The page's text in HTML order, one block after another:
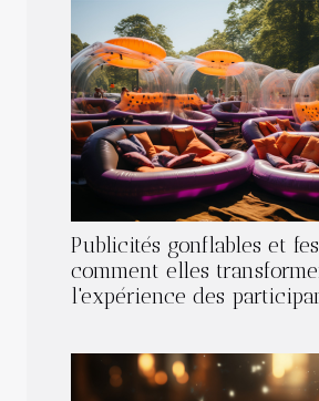
Publicités gonflables et
comment elles
l'expérience des